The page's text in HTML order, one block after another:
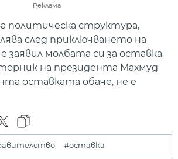
Реклама
политическа структура,
след приключването на
заявил молбата си за оставка
на президента Махмуд
оставката обаче, не е
#оставка